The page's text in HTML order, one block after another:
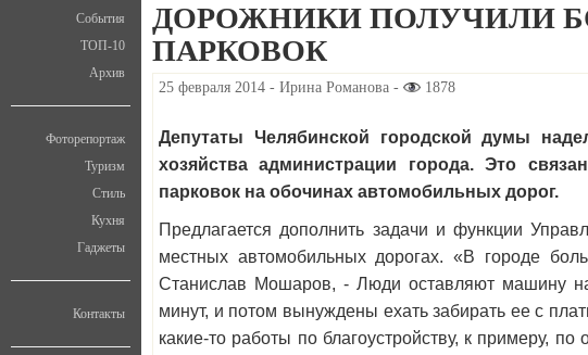
События
ТОП-10
Архив
Фоторепортаж
Туризм
Стиль
Кухня
Гаджеты
Контакты
ДОРОЖНИКИ ПОЛУЧИЛИ
ПАРКОВОК
25 февраля 2014 - Ирина Романова - 1878
Депутаты Челябинской городской думы
хозяйства администрации города. Это
парковок на обочинах автомобильных дорог.
Предлагается дополнить задачи и функции
местных автомобильных дорогах. «В городе
Станислав Мошаров, - Люди оставляют машину
минут, и потом вынуждены ехать забирать ее с
какие-то работы по благоустройству, к примеру,